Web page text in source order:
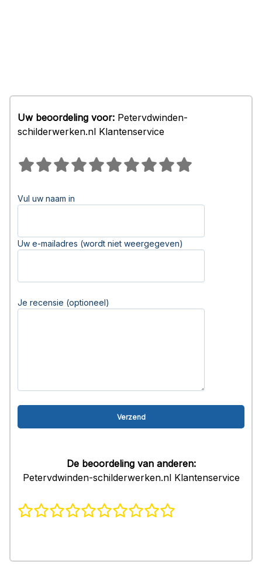
Uw beoordeling voor: Petervdwinden-
schilderwerken.nl Klantenservice
Vul uw naam in
Uw e-mailadres (wordt niet weergegeven)
Je recensie (optioneel)
De beoordeling van anderen:
Petervdwinden-schilderwerken.nl Klantenservice